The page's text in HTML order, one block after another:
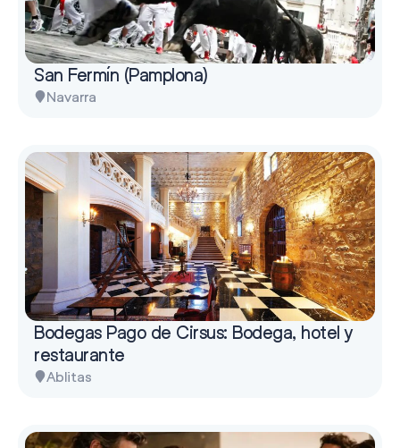
San Fermín (Pamplona)
Navarra
Bodegas Pago de Cirsus: Bodega, hotel y
restaurante
Ablitas